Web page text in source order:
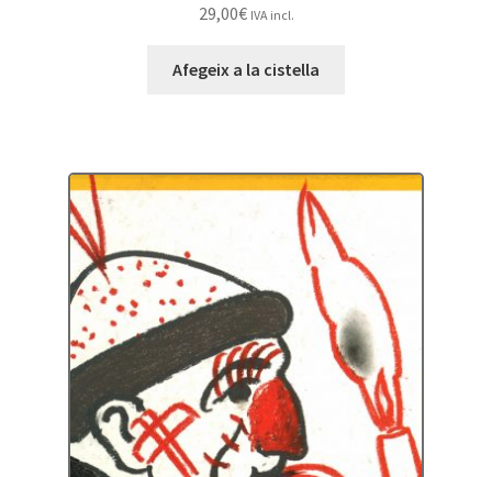
29,00€ IVA incl.
Afegeix a la cistella